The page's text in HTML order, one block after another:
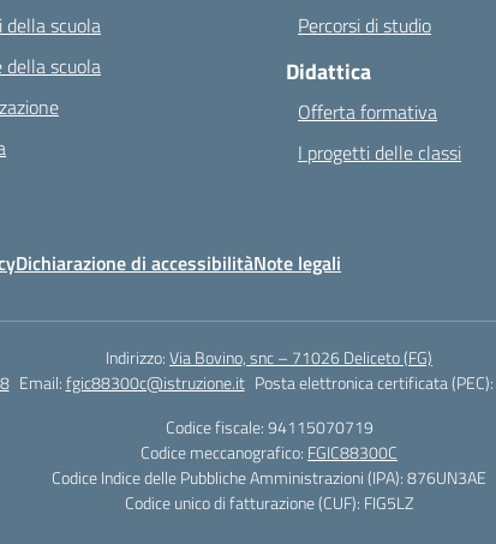
della scuola
della scuola
Percorsi di studio
Didattica
Offerta formativa
I progetti delle classi
Dichiarazione di accessibilitàNote legali
Indirizzo:Via Bovino, snc – 71026 Deliceto (FG)
Email:fgic88300c@istruzione.it Posta elettronica certificata (PEC):
Codice fiscale: 94115070719
Codice meccanografico: FGIC88300C
Codice Indice delle Pubbliche Amministrazioni (IPA): 876UN3AE
Codice unico di fatturazione (CUF): FIG5LZ